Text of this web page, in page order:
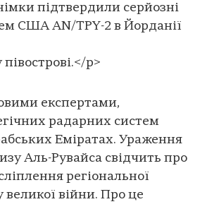
підтвердили серйозні
США AN/TPY-2 в Йорданії
p>
експертами,
радарних систем
Еміратах. Ураження
Аль-Рувайса свідчить про
регіональної
війни. Про це